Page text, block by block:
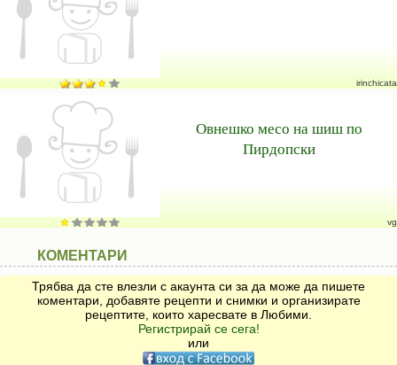
irinchicata
Овнешко месо на шиш по
Пирдопски
vg
КОМЕНТАРИ
Трябва да сте влезли с акаунта си за да може да пишете
коментари, добавяте рецепти и снимки и организирате
рецептите, които харесвате в Любими.
Регистрирай се сега!
или